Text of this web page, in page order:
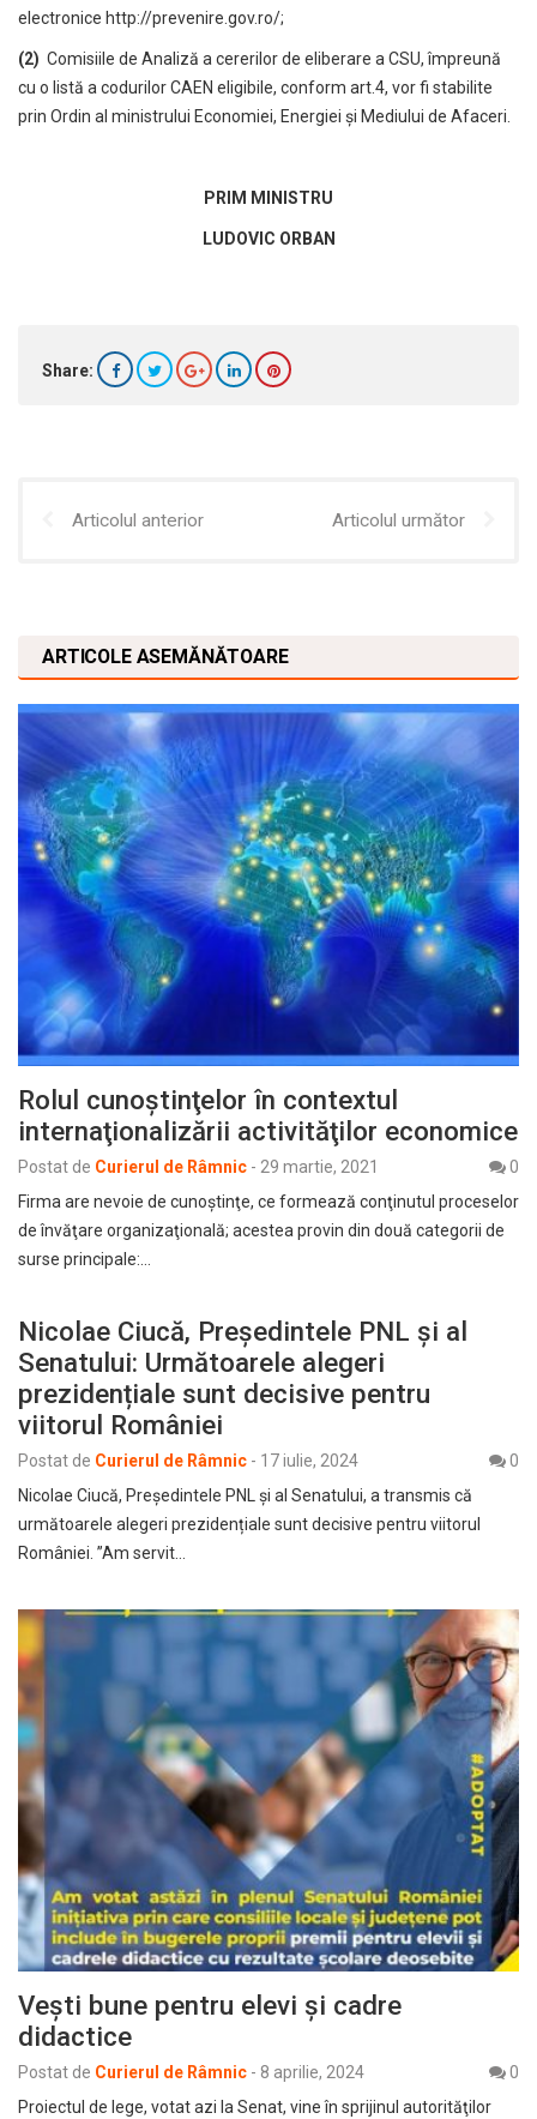
electronice http://prevenire.gov.ro/;
(2) Comisiile de Analiză a cererilor de eliberare a CSU, împreună
cu o listă a codurilor CAEN eligibile, conform art.4, vor fi stabilite
prin Ordin al ministrului Economiei, Energiei şi Mediului de Afaceri.
PRIM MINISTRU
LUDOVIC ORBAN
Share:
Articolul anterior Articolul următor
ARTICOLE ASEMĂNĂTOARE
Rolul cunoştinţelor în contextul
internaţionalizării activităţilor economice
Postat de Curierul de Râmnic - 29 martie, 2021
0
Firma are nevoie de cunoştinţe, ce formează conţinutul proceselor
de învăţare organizaţională; acestea provin din două categorii de
surse principale:…
Nicolae Ciucă, Preşedintele PNL și al
Senatului: Următoarele alegeri
prezidențiale sunt decisive pentru
viitorul României
Postat de Curierul de Râmnic - 17 iulie, 2024
0
Nicolae Ciucă, Preşedintele PNL și al Senatului, a transmis că
următoarele alegeri prezidențiale sunt decisive pentru viitorul
României. ”Am servit…
Vești bune pentru elevi și cadre
didactice
Postat de Curierul de Râmnic - 8 aprilie, 2024
0
Proiectul de lege, votat azi la Senat, vine în sprijinul autorităţilor